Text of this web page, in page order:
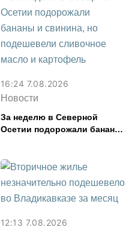
16:24 7.08.2026
Новости
За неделю в Северной
Осетии подорожали бананы
картофель
12:13 7.08.2026